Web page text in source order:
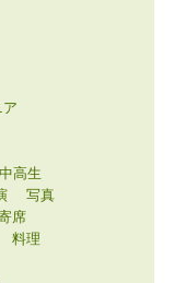
中高生
写真
席
料理